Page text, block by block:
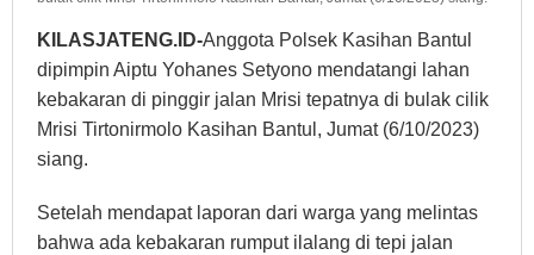
KILASJATENG.ID-Anggota Polsek Kasihan Bantul
dipimpin Aiptu Yohanes Setyono mendatangi lahan
kebakaran di pinggir jalan Mrisi tepatnya di bulak cilik
Mrisi Tirtonirmolo Kasihan Bantul, Jumat (6/10/2023)
siang.
Setelah mendapat laporan dari warga yang melintas
bahwa ada kebakaran rumput ilalang di tepi jalan